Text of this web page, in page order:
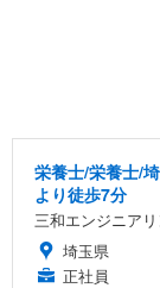
栄養士/栄養士/
より徒歩7分
三和エンジニア
埼玉県
正社員